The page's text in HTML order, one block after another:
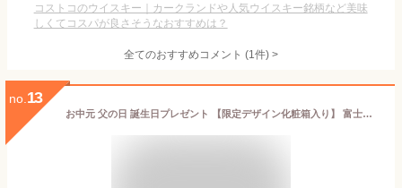
コストコのウイスキー｜カークランドや人気ウイスキー銘柄など美味
しくてコスパが良さそうなおすすめは？
全てのおすすめコメント (1件) >
no. 13
お中元 父の日 誕生日プレゼント 【限定デザイン化粧箱入り】 富士御殿場蒸溜所 ジャパニーズウイスキー【シングルグレーン ウイスキー 富士】 700ml・1本 46％ グラスは、付いていません キリン ウィスキー ギフト 内祝い お祝い お返し お供え ◎